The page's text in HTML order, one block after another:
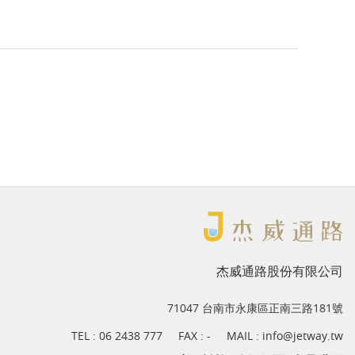
杰威通路股份有限公司
71047 台南市永康區正南三路181號
TEL : 06 2438 777 FAX : - MAIL : info@jetway.tw